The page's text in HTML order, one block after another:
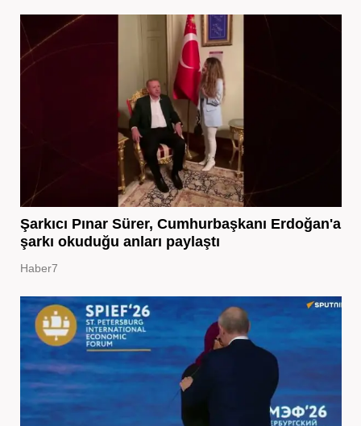
Şarkıcı Pınar Sürer, Cumhurbaşkanı Erdoğan'a
şarkı okuduğu anları paylaştı
Haber7